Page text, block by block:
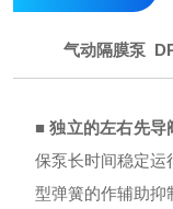
气动隔膜泵
■ 独立的左右先导
保泵长时间稳定运
型弹簧的作辅助抑